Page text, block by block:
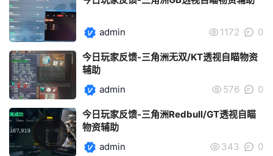
admin 1172 0
今日玩家反馈-三角洲无双/KT透视自瞄物资
辅助
admin
576 0
今日玩家反馈-三角洲Redbull/GT透视自瞄
物资辅助
admin
343 0